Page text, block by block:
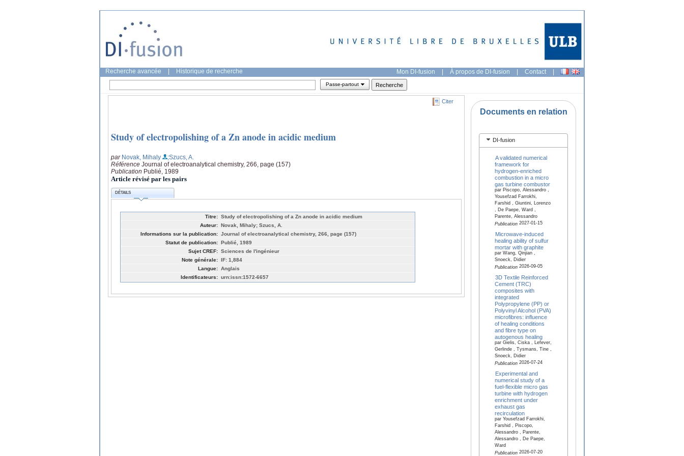
Recherche avancée Historique de recherche Mon DI-fusion | À propos de DI-fusion | Contact |
Passe-partout
Citer
Study of electropolishing of a Zn anode in acidic medium
par Novak, Mihaly
;Szucs, A.
Référence Journal of electroanalytical chemistry, 266, page (157)
Publication Publié, 1989
Article révisé par les pairs
DÉTAILS
Titre: Study of electropolishing of a Zn anode in acidic medium
Auteur: Novak, Mihaly; Szucs, A.
Informations sur la publication: Journal of electroanalytical chemistry, 266, page (157)
Statut de publication: Publié, 1989
Sujet CREF: Sciences de l'ingénieur
Note générale: IF: 1,884
Langue: Anglais
Identificateurs: urn:issn:1572-6657
Documents en relation
DI-fusion
A validated numerical
framework for
hydrogen-enriched
combustion in a micro
gas turbine combustor
par Piscopo, Alessandro ,
Yousefzad Farrokhi,
Farshid , Giuntini, Lorenzo
, De Paepe, Ward ,
Parente, Alessandro
Publication2027-01-15
Microwave-induced
healing ability of sulfur
mortar with graphite
par Wang, Qinjian ,
Snoeck, Didier
Publication2026-09-05
3D Textile Reinforced
Cement (TRC)
composites with
integrated
Polypropylene (PP) or
Polyvinyl Alcohol (PVA)
microfibres: influence
of healing conditions
and fibre type on
autogenous healing
par Gielis, Ciska , Lefever,
Gerlinde , Tysmans, Tine ,
Snoeck, Didier
Publication2026-07-24
Experimental and
numerical study of a
fuel-flexible micro gas
turbine with hydrogen
enrichment under
exhaust gas
recirculation
par Yousefzad Farrokhi,
Farshid , Piscopo,
Alessandro , Parente,
Alessandro , De Paepe,
Ward
Publication2026-07-20